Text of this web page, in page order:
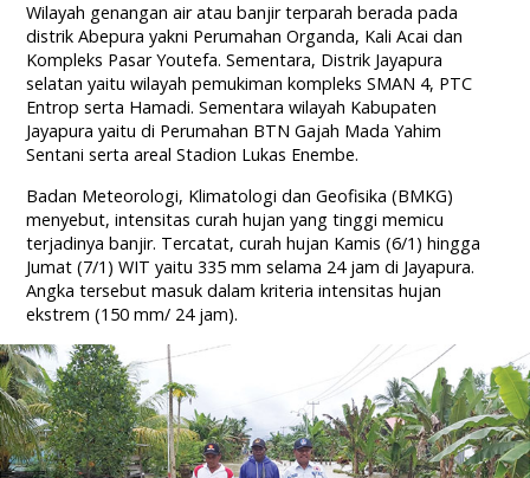
Wilayah genangan air atau banjir terparah berada pada
distrik Abepura yakni Perumahan Organda, Kali Acai dan
Kompleks Pasar Youtefa. Sementara, Distrik Jayapura
selatan yaitu wilayah pemukiman kompleks SMAN 4, PTC
Entrop serta Hamadi. Sementara wilayah Kabupaten
Jayapura yaitu di Perumahan BTN Gajah Mada Yahim
Sentani serta areal Stadion Lukas Enembe.
Badan Meteorologi, Klimatologi dan Geofisika (BMKG)
menyebut, intensitas curah hujan yang tinggi memicu
terjadinya banjir. Tercatat, curah hujan Kamis (6/1) hingga
Jumat (7/1) WIT yaitu 335 mm selama 24 jam di Jayapura.
Angka tersebut masuk dalam kriteria intensitas hujan
ekstrem (150 mm/ 24 jam).